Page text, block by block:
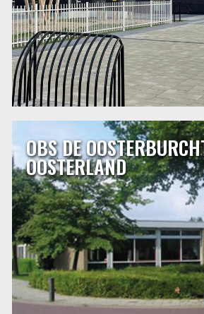
OBS DE
OOSTERLAND
OBS DE
Op De Oosterburcht is iedereen
voor ieder kind en vinden openheid,
elkaar belangrijk. Dat is niet alleen
leren, maar ook hoe ons
Ons ruime schoolgebouw is